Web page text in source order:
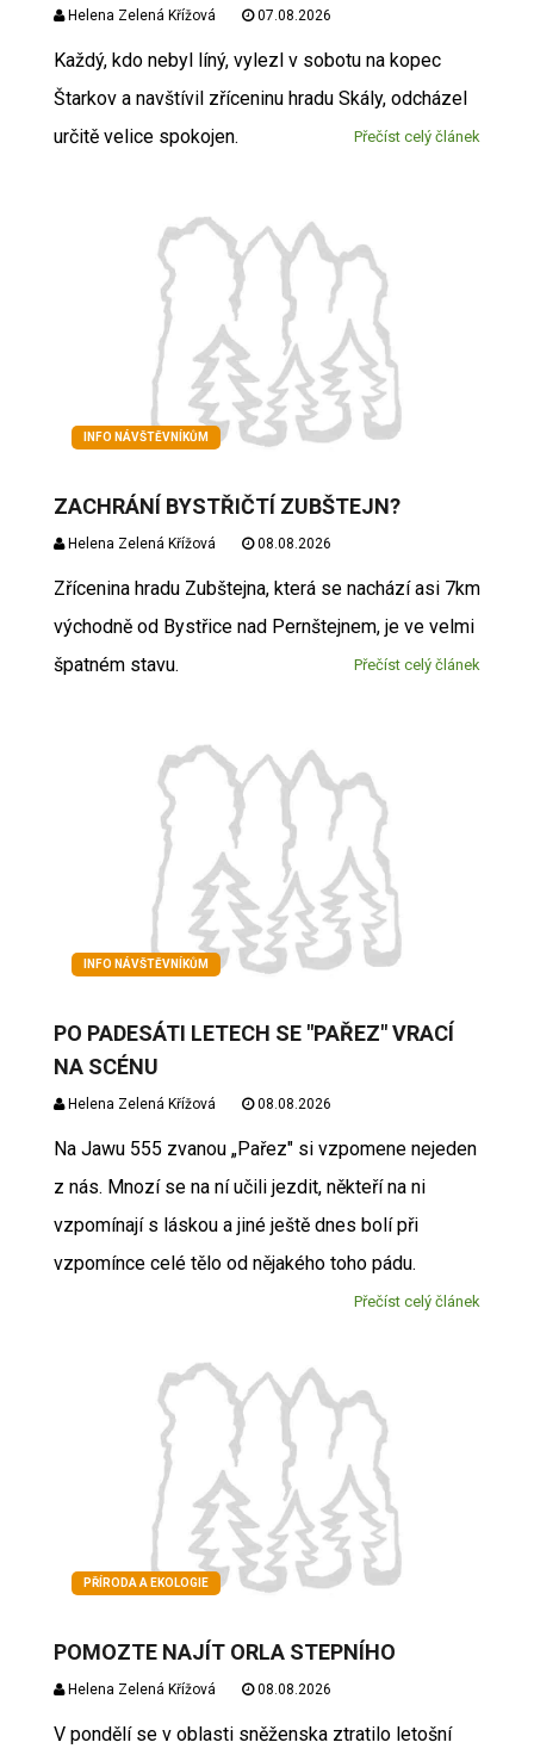
Helena Zelená Křížová 07.08.2026
Každý, kdo nebyl líný, vylezl v sobotu na kopec
Štarkov a navštívil zříceninu hradu Skály, odcházel
určitě velice spokojen.
Přečíst celý článek
INFO NÁVŠTĚVNÍKŮM
ZACHRÁNÍ BYSTŘIČTÍ ZUBŠTEJN?
Helena Zelená Křížová 08.08.2026
Zřícenina hradu Zubštejna, která se nachází asi 7km
východně od Bystřice nad Pernštejnem, je ve velmi
špatném stavu.
Přečíst celý článek
INFO NÁVŠTĚVNÍKŮM
PO PADESÁTI LETECH SE "PAŘEZ" VRACÍ
NA SCÉNU
Helena Zelená Křížová 08.08.2026
Na Jawu 555 zvanou „Pařez" si vzpomene nejeden
z nás. Mnozí se na ní učili jezdit, někteří na ni
vzpomínají s láskou a jiné ještě dnes bolí při
vzpomínce celé tělo od nějakého toho pádu.
Přečíst celý článek
PŘÍRODA A EKOLOGIE
POMOZTE NAJÍT ORLA STEPNÍHO
Helena Zelená Křížová 08.08.2026
V pondělí se v oblasti sněženska ztratilo letošní